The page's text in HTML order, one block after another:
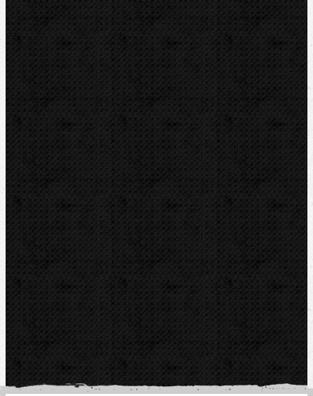
RYOBI
Kontakt
NIPO Tools s.r.o
Lipová 7
CZ-763 26 LUHAČOVICE
Telefon obj.:
602 719 020
Telefon fakt.:
608 719 020
E-mail:
nipo@nipo.cz
Platební brána GOPAY